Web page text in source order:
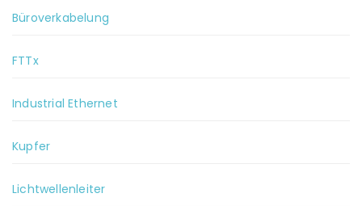
Büroverkabelung
FTTx
Industrial Ethernet
Kupfer
Lichtwellenleiter